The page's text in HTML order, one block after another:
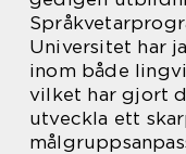
Universitet har
inom både
vilket har gjort
utveckla ett